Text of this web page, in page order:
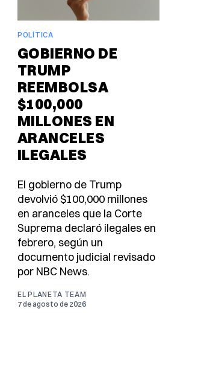
POLÍTICA
GOBIERNO DE
TRUMP
REEMBOLSA
$100,000
MILLONES EN
ARANCELES
ILEGALES
El gobierno de Trump
devolvió $100,000 millones
en aranceles que la Corte
Suprema declaró ilegales en
febrero, según un
documento judicial revisado
por NBC News.
EL PLANETA TEAM
7 de agosto de 2026